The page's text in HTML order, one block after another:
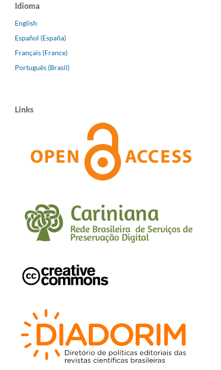
Idioma
English
Español (España)
Français (France)
Português (Brasil)
Links